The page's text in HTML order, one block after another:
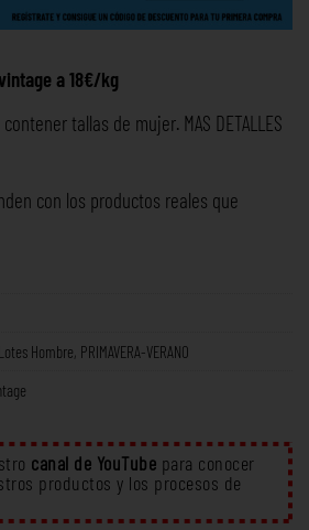
a 18€/kg
tallas de mujer. MAS DETALLES
con los productos reales que
Lotes Hombre PRIMAVERA-VERANO
canal de YouTube para conocer
productos y los procesos de